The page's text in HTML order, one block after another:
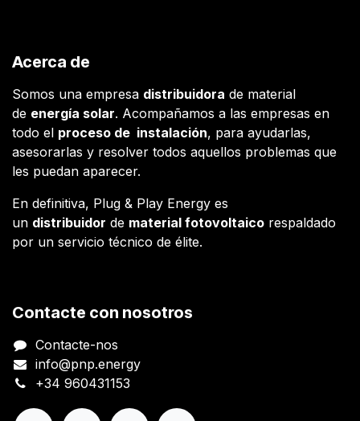
Acerca de
Somos una empresa distribuidora de material
de energía solar. Acompañamos a las empresas en
todo el proceso de instalación, para ayudarlas,
asesorarlas y resolver todos aquellos problemas que
les puedan aparecer.
En definitiva, Plug & Play Energy es
un distribuidor de material fotovoltaico respaldado
por un servicio técnico de élite.
Contacte con nosotros
Contacte-nos
info@pnp.energy
+34 960431153